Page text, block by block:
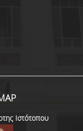
Ιστότοπου